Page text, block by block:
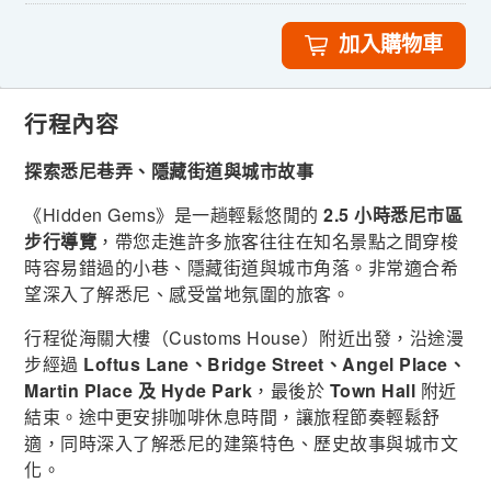
加入購物車
行程內容
探索悉尼巷弄、隱藏街道與城市故事
《Hidden Gems》是一趟輕鬆悠閒的2.5 小時悉尼市區
步行導覽 ，帶您走進許多旅客往往在知名景點之間穿梭
時容易錯過的小巷、隱藏街道與城市角落。非常適合希
望深入了解悉尼、感受當地氛圍的旅客。
行程從海關大樓（Customs House）附近出發，沿途漫
步經過 Loftus Lane、Bridge Street、Angel Place、
Martin Place 及 Hyde Park ，最後於 Town Hall 附近
結束。途中更安排咖啡休息時間，讓旅程節奏輕鬆舒
適，同時深入了解悉尼的建築特色、歷史故事與城市文
化。